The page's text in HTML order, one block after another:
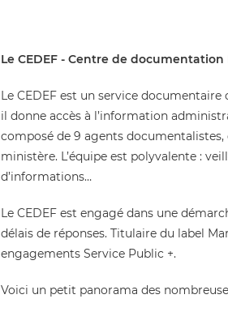
Le CEDEF - Centre de
Le CEDEF est un service documentaire
il donne accès à l’information
composé de 9 agents
ministère. L’équipe est polyvalente :
d’informations…
Le CEDEF est engagé dans une
délais de réponses. Titulaire du label
engagements Service Public +.
Voici un petit panorama des